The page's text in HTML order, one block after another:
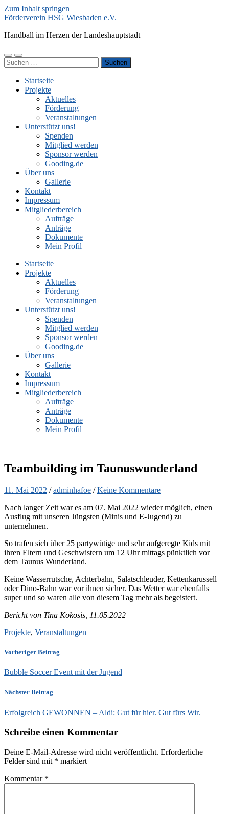
Zum Inhalt springen
Förderverein HSG Wiesbaden e.V.
Handball im Herzen der Landeshauptstadt
Mobile-
Menü
Suchfeld
ein-/ausblenden
Suchen
nach:
Startseite
Projekte
Aktuelles
Förderung
Veranstaltungen
Unterstützt uns!
Spenden
Mitglied werden
Sponsor werden
Gooding.de
Über uns
Gallerie
Kontakt
Impressum
Mitgliederbereich
Aufträge
Anträge
Dokumente
Mein Profil
Startseite
Projekte
Aktuelles
Förderung
Veranstaltungen
Unterstützt uns!
Spenden
Mitglied werden
Sponsor werden
Gooding.de
Über uns
Gallerie
Kontakt
Impressum
Mitgliederbereich
Aufträge
Anträge
Dokumente
Mein Profil
Teambuilding im Taunuswunderland
11. Mai 2022 /adminhafoe /Keine Kommentare
Nach langer Zeit war es am 07. Mai 2022 wieder möglich, einen
Ausflug mit unseren Jüngsten (Minis und E-Jugend) zu
unternehmen.
So trafen sich über 25 partywütige und sehr aufgeregte Kids mit
ihren Eltern und Geschwistern um 12 Uhr mittags pünktlich vor
dem Taunus Wunderland.
Keine Wasserrutsche, Achterbahn, Salatschleuder, Kettenkarussell
oder Dino-Bahn war vor ihnen sicher. Das Wetter war ebenfalls
super und so waren alle von diesem Tag mehr als begeistert.
Bericht von Tina Kokosis, 11.05.2022
Projekte, Veranstaltungen
Vorheriger Beitrag
Bubble Soccer Event mit der Jugend
Nächster Beitrag
Erfolgreich GEWONNEN – Aldi: Gut für hier. Gut fürs Wir.
Schreibe einen Kommentar
Deine E-Mail-Adresse wird nicht veröffentlicht. Erforderliche
Felder sind mit * markiert
Kommentar *